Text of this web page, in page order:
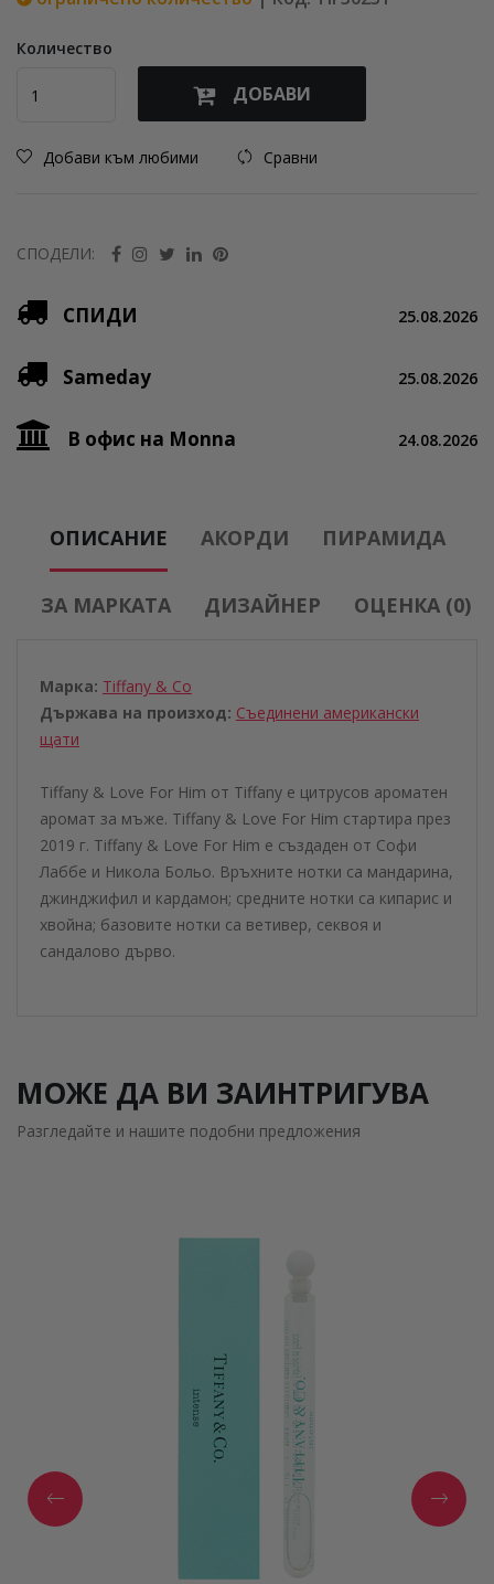
Количество
ДОБАВИ
Добави към любими Сравни
СПОДЕЛИ:
СПИДИ 25.08.2026
Sameday 25.08.2026
В офис на Monna 24.08.2026
ОПИСАНИЕ АКОРДИ ПИРАМИДА
ЗА МАРКАТА ДИЗАЙНЕР ОЦЕНКА (0)
Марка: Tiffany & Co
Държава на произход: Съединени американски
щати
Tiffany & Love For Him от Tiffany е цитрусов ароматен
аромат за мъже. Tiffany & Love For Him стартира през
2019 г. Tiffany & Love For Him е създаден от Софи
Лаббе и Никола Больо. Връхните нотки са мандарина,
джинджифил и кардамон; средните нотки са кипарис и
хвойна; базовите нотки са ветивер, секвоя и
сандалово дърво.
МОЖЕ ДА ВИ ЗАИНТРИГУВА
Разгледайте и нашите подобни предложения